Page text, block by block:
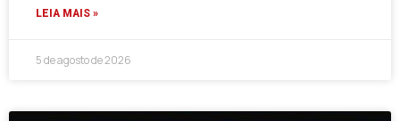
LEIA MAIS »
5 de agosto de 2026